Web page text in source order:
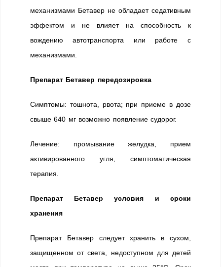
механизмами Бетавер не обладает седативным
эффектом и не влияет на способность к
вождению автотранспорта или работе с
механизмами.
Препарат Бетавер передозировка
Симптомы: тошнота, рвота; при приеме в дозе
свыше 640 мг возможно появление судорог.
Лечение: промывание желудка, прием
активированного угля, симптоматическая
терапия.
Препарат Бетавер условия и сроки
хранения
Препарат Бетавер следует хранить в сухом,
защищенном от света, недоступном для детей